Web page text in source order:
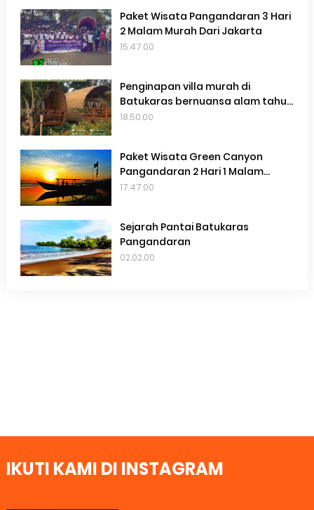
Paket Wisata Pangandaran 3 Hari
2 Malam Murah Dari Jakarta
15.47.00
Penginapan villa murah di
Batukaras bernuansa alam tahun
2025
18.50.00
Paket Wisata Green Canyon
Pangandaran 2 Hari 1 Malam
Terbaru 2022
17.47.00
Sejarah Pantai Batukaras
Pangandaran
02.02.00
IKUTI KAMI DI INSTAGRAM